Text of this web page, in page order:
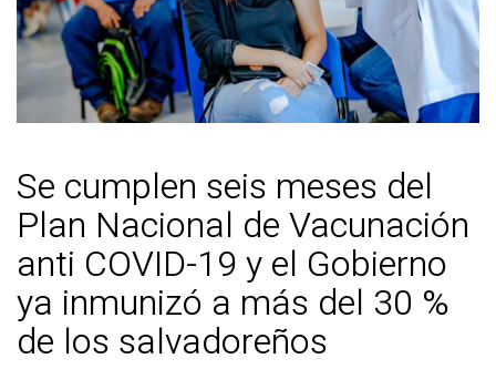
Se cumplen seis meses del
Plan Nacional de Vacunación
anti COVID-19 y el Gobierno
ya inmunizó a más del 30 %
de los salvadoreños